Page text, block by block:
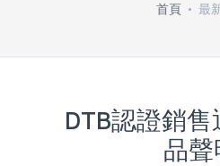
首頁 最
DTB認證銷
品聲